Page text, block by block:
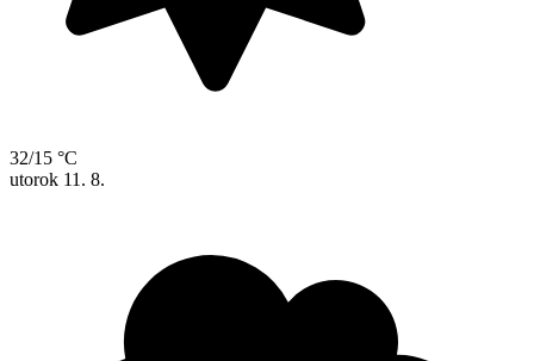
32/15 °C
utorok 11. 8.